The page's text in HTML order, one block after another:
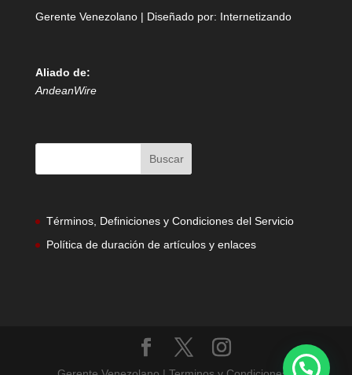
Gerente Venezolano | Diseñado por: Internetizando
Aliado de:
AndeanWire
Términos, Definiciones y Condiciones del Servicio
Política de duración de artículos y enlaces